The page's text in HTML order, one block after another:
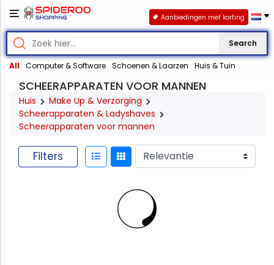
Search
All Computer & Software Schoenen & Laarzen Huis & Tuin
Aanbiedingen met korting
SCHEERAPPARATEN VOOR MANNEN
Huis
Make Up & Verzorging
Scheerapparaten & Ladyshaves
Scheerapparaten voor mannen
Filters